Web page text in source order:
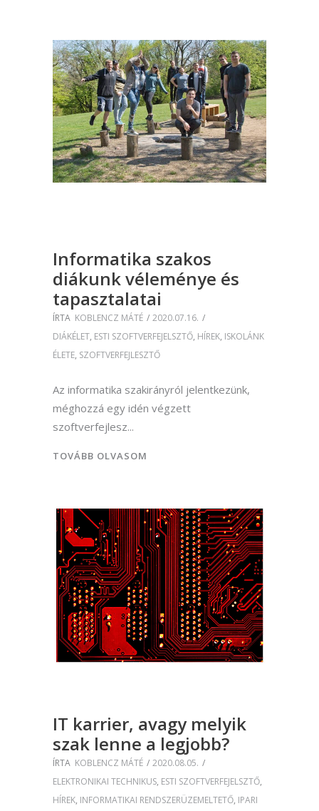
Informatika szakos
diákunk véleménye és
tapasztalatai
ÍRTA KOBLENCZ MÁTÉ
2020.07.16.
DIÁKÉLET, ESTI SZOFTVERFEJELSZTŐ, HÍREK, ISKOLÁNK
ÉLETE, SZOFTVERFEJLESZTŐ
Az informatika szakirányról jelentkezünk,
méghozzá egy idén végzett
szoftverfejlesz
TOVÁBB OLVASOM
IT karrier, avagy melyik
szak lenne a legjobb?
ÍRTA KOBLENCZ MÁTÉ
2020.08.05.
ELEKTRONIKAI TECHNIKUS, ESTI SZOFTVERFEJELSZTŐ,
HÍREK, INFORMATIKAI RENDSZERÜZEMELTETŐ, IPARI